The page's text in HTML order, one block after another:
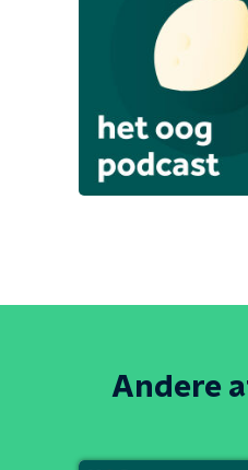
Andere